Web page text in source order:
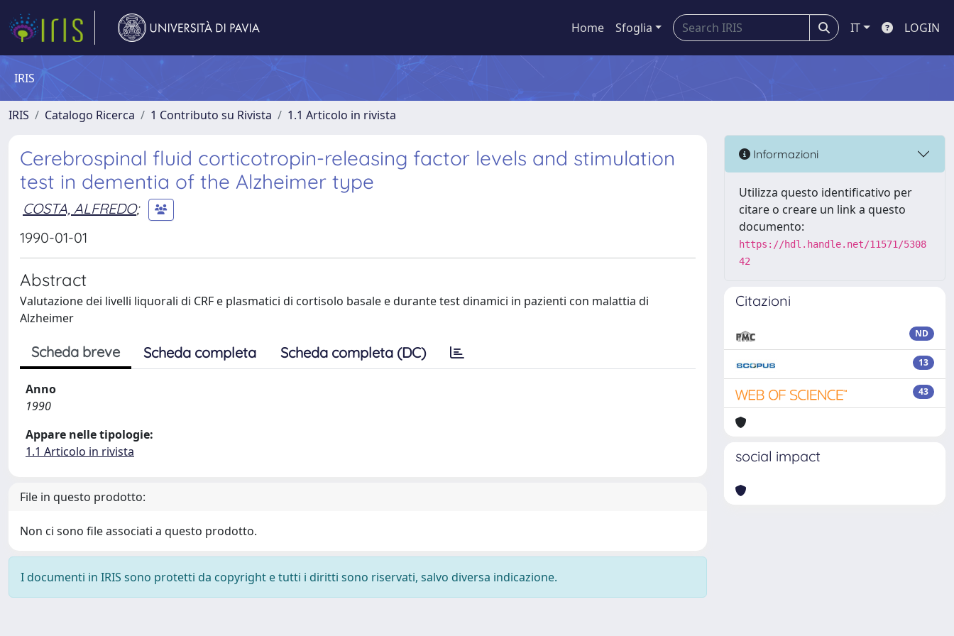
Home Sfoglia IT LOGIN
IRIS
IRIS Catalogo Ricerca 1 Contributo su Rivista 1.1 Articolo in rivista
Cerebrospinal fluid corticotropin-releasing factor levels and stimulation
test in dementia of the Alzheimer type
COSTA, ALFREDO;
1990-01-01
Abstract
Valutazione dei livelli liquorali di CRF e plasmatici di cortisolo basale e durante test dinamici in pazienti con malattia di
Alzheimer
Scheda breve Scheda completa Scheda completa (DC)
Anno
1990
Appare nelle tipologie:
1.1 Articolo in rivista
File in questo prodotto:
Non ci sono file associati a questo prodotto.
I documenti in IRIS sono protetti da copyright e tutti i diritti sono riservati, salvo diversa indicazione.
Informazioni
Utilizza questo identificativo per
citare o creare un link a questo
documento:
https://hdl.handle.net/11571/5308
42
Citazioni
ND
13
43
social impact